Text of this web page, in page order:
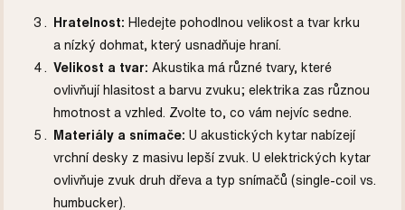
Hratelnost: Hledejte pohodlnou velikost a tvar krku
a nízký dohmat, který usnadňuje hraní.
Velikost a tvar: Akustika má různé tvary, které
ovlivňují hlasitost a barvu zvuku; elektrika zas různou
hmotnost a vzhled. Zvolte to, co vám nejvíc sedne.
Materiály a snímače: U akustických kytar nabízejí
vrchní desky z masivu lepší zvuk. U elektrických kytar
ovlivňuje zvuk druh dřeva a typ snímačů (single-coil vs.
humbucker).